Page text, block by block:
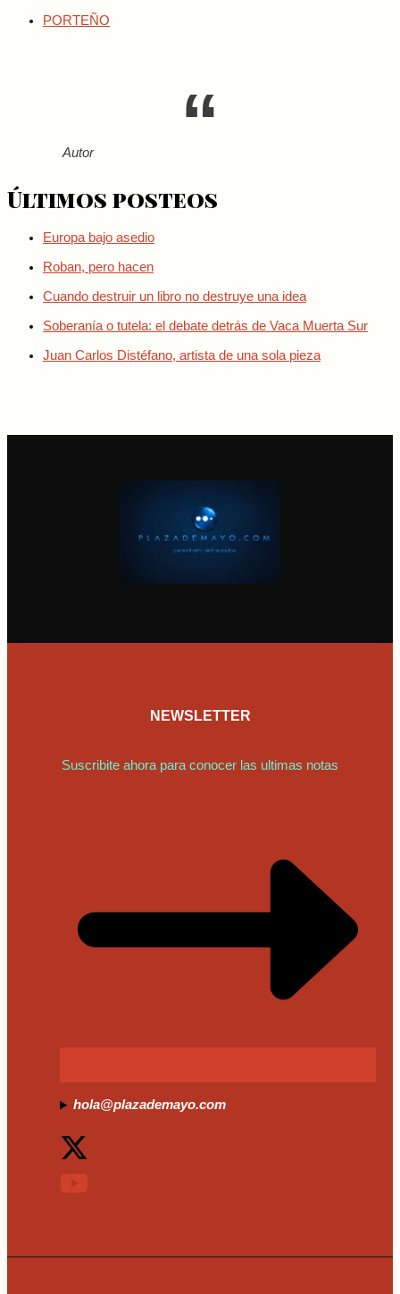
PORTEÑO
Autor
Últimos posteos
Europa bajo asedio
Roban, pero hacen
Cuando destruir un libro no destruye una idea
Soberanía o tutela: el debate detrás de Vaca Muerta Sur
Juan Carlos Distéfano, artista de una sola pieza
NEWSLETTER
Suscribite ahora para conocer las ultimas notas
hola@plazademayo.com